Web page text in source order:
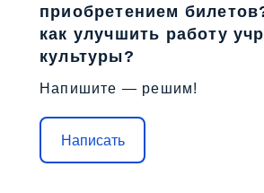
приобретением
как улучшить работу
культуры?
Напишите — решим!
Написать